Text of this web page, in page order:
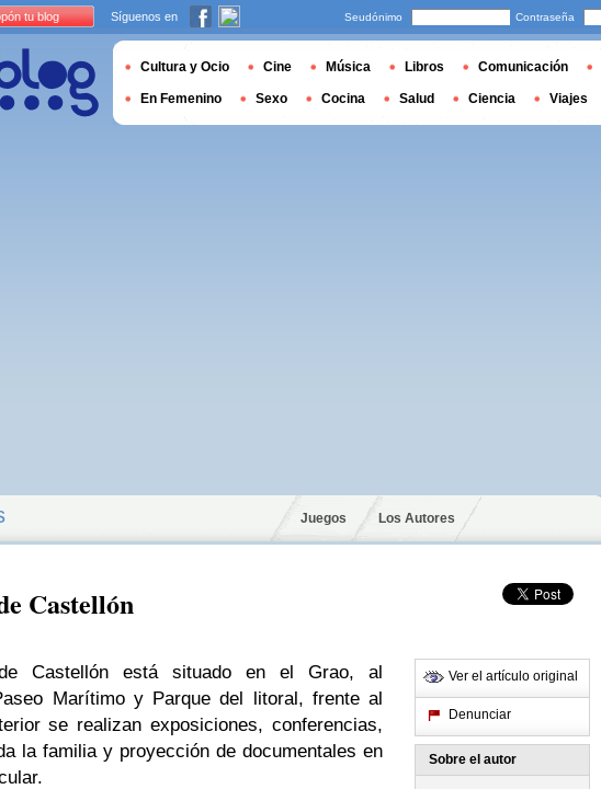
Juegos Los Autores
Castellón
Castellón está situado en el Grao, al
Marítimo y Parque del litoral, frente al
se realizan exposiciones, conferencias,
la familia y proyección de documentales en
Ver el artículo original
Denunciar
Sobre el autor
tu blog Síguenos en Seudónimo Contraseña
Cultura y Ocio Cine Música Libros Comunicación
En Femenino Sexo Cocina Salud Ciencia Viajes